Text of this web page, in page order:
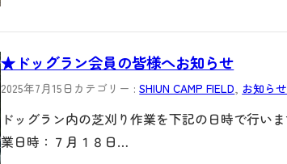
★ドッグラン会員の皆様へお知らせ
2025年7月15日 カテゴリー :SHIUN CAMP FIELD お知らせ
ドッグラン内の芝刈り作業を下記の日時で行い
業日時：７月１８日…